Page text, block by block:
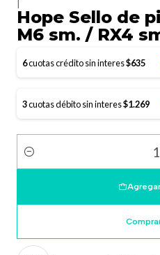
Hope Sello de
M6 sm. / RX4
6cuotas crédito sin interes$635
3cuotas débito sin interes$1.269
Cantidad